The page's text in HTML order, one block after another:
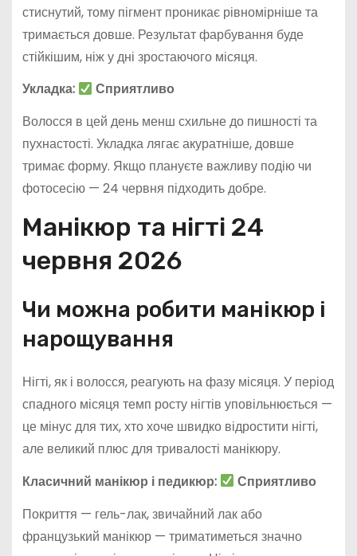
стиснутий, тому пігмент проникає рівномірніше та
тримається довше. Результат фарбування буде
стійкішим, ніж у дні зростаючого місяця.
Укладка:
Сприятливо
Волосся в цей день менш схильне до пишності та
пухнастості. Укладка лягає акуратніше, довше
тримає форму. Якщо плануєте важливу подію чи
фотосесію — 24 червня підходить добре.
Манікюр та нігті 24
червня 2026
Чи можна робити манікюр і
нарощування
Нігті, як і волосся, реагують на фазу місяця. У період
спадного місяця темп росту нігтів уповільнюється —
це мінус для тих, хто хоче швидко відростити нігті,
але великий плюс для тривалості манікюру.
Класичний манікюр і педикюр:
Сприятливо
Покриття — гель-лак, звичайний лак або
французький манікюр — триматиметься значно